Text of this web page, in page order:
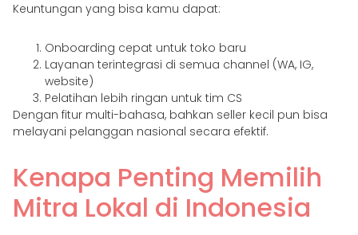
Keuntungan yang bisa kamu dapat:
Onboarding cepat untuk toko baru
Layanan terintegrasi di semua channel (WA, IG,
website)
Pelatihan lebih ringan untuk tim CS
Dengan fitur multi-bahasa, bahkan seller kecil pun bisa
melayani pelanggan nasional secara efektif.
Kenapa Penting Memilih
Mitra Lokal di Indonesia